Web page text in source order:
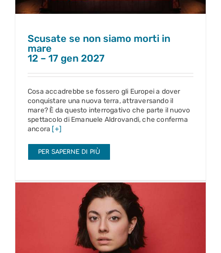
Scusate se non siamo morti in
mare
12 – 17 gen 2027
Cosa accadrebbe se fossero gli Europei a dover
conquistare una nuova terra, attraversando il
mare? È da questo interrogativo che parte il nuovo
spettacolo di Emanuele Aldrovandi, che conferma
ancora [+]
PER SAPERNE DI PIÙ
L’evento
21 gen – 28 feb 2027